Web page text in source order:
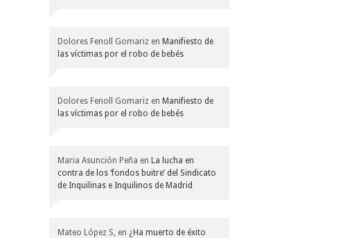
Dolores Fenoll Gomariz en Manifiesto de
las víctimas por el robo de bebés
Dolores Fenoll Gomariz en Manifiesto de
las víctimas por el robo de bebés
Maria Asunción Peña en La lucha en
contra de los ‘fondos buitre’ del Sindicato
de Inquilinas e Inquilinos de Madrid
Mateo López S, en ¿Ha muerto de éxito